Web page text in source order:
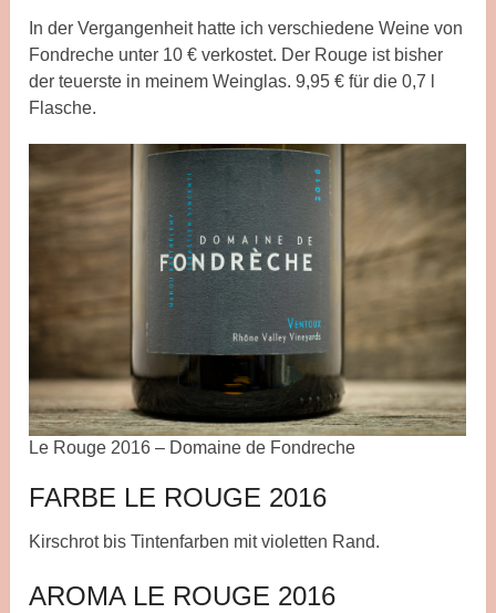
In der Vergangenheit hatte ich verschiedene Weine von
Fondreche unter 10 € verkostet. Der Rouge ist bisher
der teuerste in meinem Weinglas. 9,95 € für die 0,7 l
Flasche.
Le Rouge 2016 – Domaine de Fondreche
FARBE LE ROUGE 2016
Kirschrot bis Tintenfarben mit violetten Rand.
AROMA LE ROUGE 2016